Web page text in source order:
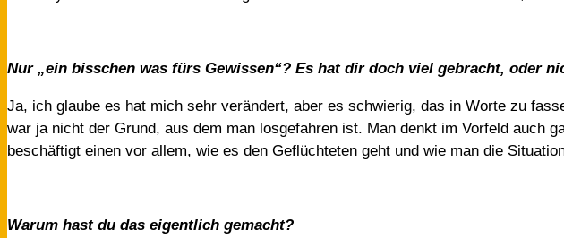
Nur „ein bisschen was fürs Gewissen“? Es hat dir doch viel gebracht, oder
Ja, ich glaube es hat mich sehr verändert, aber es schwierig, das in Worte zu
war ja nicht der Grund, aus dem man losgefahren ist. Man denkt im Vorfeld auch
beschäftigt einen vor allem, wie es den Geflüchteten geht und wie man die
Warum hast du das eigentlich gemacht?